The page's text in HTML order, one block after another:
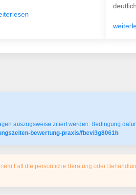
auszugsweise zitiert werden. Bedingung
bewertung-praxis/fbevi3g8061h
Fall die persönliche Beratung oder